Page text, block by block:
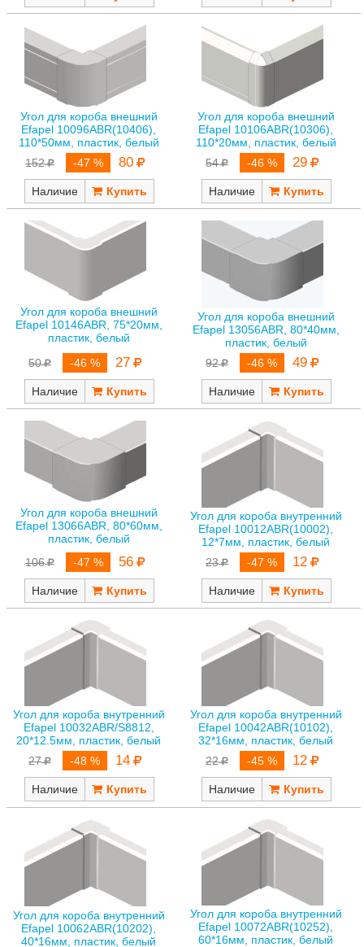
Угол для короба внешний
Efapel 10096ABR(10406),
110*50мм, пластик, белый
152
-47 % 80
Наличие
Угол для короба внешний
Efapel 10106ABR(10306),
110*20мм, пластик, белый
54
-46 % 29
Наличие
Угол для короба внешний
Efapel 10146ABR, 75*20мм,
пластик, белый
50
-46 % 27
Наличие
Угол для короба внешний
Efapel 13056ABR, 80*40мм,
пластик, белый
92
-46 % 49
Наличие
Угол для короба внешний
Efapel 13066ABR, 80*60мм,
пластик, белый
106
-47 % 56
Наличие
Угол для короба внутренний
Efapel 10012ABR(10002),
12*7мм, пластик, белый
23
-47 % 12
Наличие
Угол для короба внутренний
Efapel 10032ABR/S8812,
20*12.5мм, пластик, белый
27
-48 % 14
Наличие
Угол для короба внутренний
Efapel 10042ABR(10102),
32*16мм, пластик, белый
22
-45 % 12
Наличие
Угол для короба внутренний
Efapel 10062ABR(10202),
40*16мм, пластик, белый
Угол для короба внутренний
Efapel 10072ABR(10252),
60*16мм, пластик, белый